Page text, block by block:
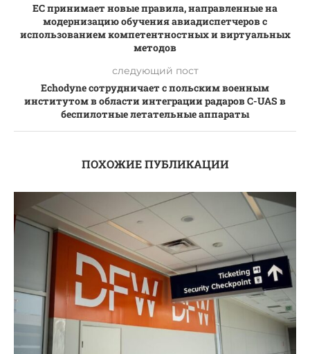
ЕС принимает новые правила, направленные на
модернизацию обучения авиадиспетчеров с
использованием компетентностных и виртуальных
методов
следующий пост
Echodyne сотрудничает с польским военным
институтом в области интеграции радаров C-UAS в
беспилотные летательные аппараты
ПОХОЖИЕ ПУБЛИКАЦИИ